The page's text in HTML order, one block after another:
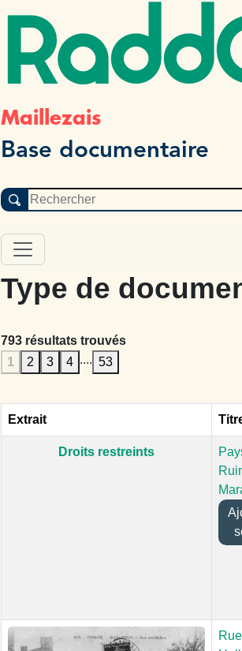
Maillezais
Base documentaire
Type de
793 résultats trouvés
1
2 3 4 .... 53
Extrait
Droits restreints